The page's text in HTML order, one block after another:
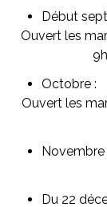
Début
Ouvert les
Octobre :
Ouvert les
Novembre
Du 22